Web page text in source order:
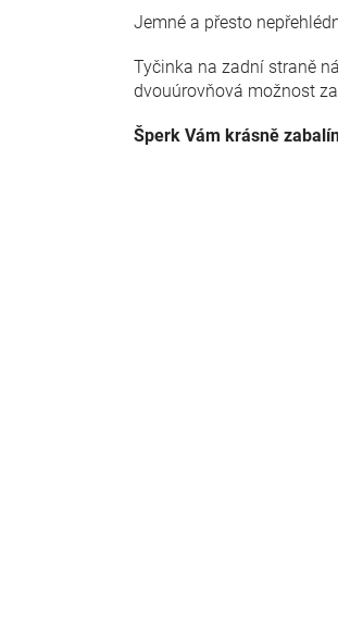
Jemné a přesto
Tyčinka na zadní straně
dvouúrovňová možnost
Šperk Vám krásně